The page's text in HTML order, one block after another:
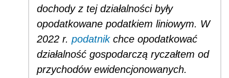
dochody z tej działalności były
opodatkowane podatkiem liniowym. W
2022 r. podatnikchce opodatkować
działalność gospodarczą ryczałtem od
przychodów ewidencjonowanych.